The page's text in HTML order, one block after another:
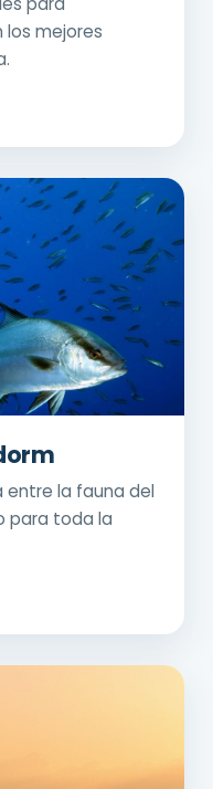
mejores
entre la fauna del
para toda la